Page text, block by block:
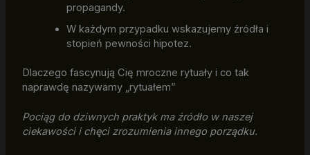
propagandy.
W każdym przypadku wskazujemy źródła i
stopień pewności hipotez.
Dlaczego fascynują Cię mroczne rytuały i co tak
naprawdę nazywamy „rytuałem”
Pociąg do dziwnych praktyk ma źródło w naszej
ciekawości i chęci zrozumienia innego porządku.